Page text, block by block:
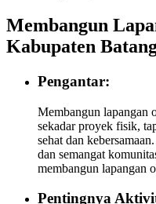
Membangun
Kabupaten
Pengantar:
Membangun lapangan
sekadar proyek fisik,
sehat dan
dan semangat
membangun lapangan
Pentingnya